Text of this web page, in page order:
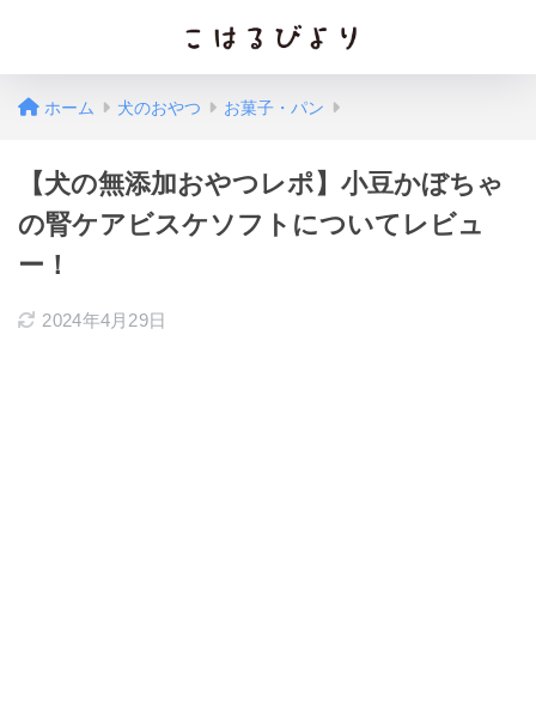
ホーム 犬のおやつ お菓子・パン
【犬の無添加おやつレポ】小豆かぼちゃ
の腎ケアビスケソフトについてレビュ
ー！
2024年4月29日